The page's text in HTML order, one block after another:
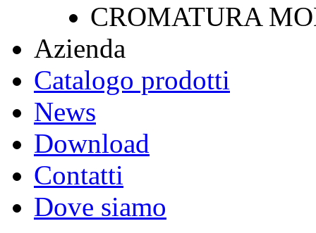
CROMATURA
Azienda
Catalogo prodotti
News
Download
Contatti
Dove siamo